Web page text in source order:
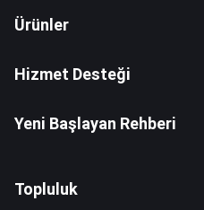
Ürünler
Hizmet Desteği
Yeni Başlayan Rehberi
Topluluk